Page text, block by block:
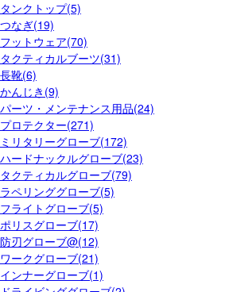
タンクトップ(5)
つなぎ(19)
フットウェア(70)
タクティカルブーツ(31)
長靴(6)
かんじき(9)
パーツ・メンテナンス用品(24)
プロテクター(271)
ミリタリーグローブ(172)
ハードナックルグローブ(23)
タクティカルグローブ(79)
ラペリンググローブ(5)
フライトグローブ(5)
ポリスグローブ(17)
防刃グローブ@(12)
ワークグローブ(21)
インナーグローブ(1)